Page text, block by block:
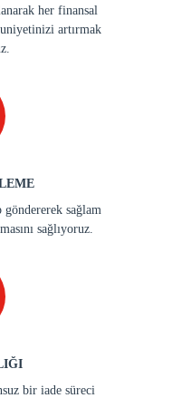
her finansal
artırmak
sağlam
sağlıyoruz.
bir iade süreci